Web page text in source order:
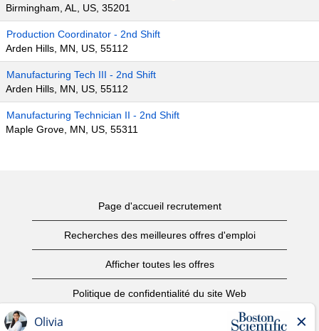
Birmingham, AL, US, 35201
Production Coordinator - 2nd Shift
Arden Hills, MN, US, 55112
Manufacturing Tech III - 2nd Shift
Arden Hills, MN, US, 55112
Manufacturing Technician II - 2nd Shift
Maple Grove, MN, US, 55311
Page d'accueil recrutement
Recherches des meilleures offres d'emploi
Afficher toutes les offres
Politique de confidentialité du site Web